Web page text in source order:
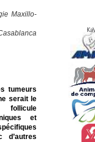
Maxillo-
tumeurs
serait le
follicule
et
d’autres